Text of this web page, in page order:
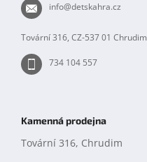
info@detskahra.cz
Tovární 316, CZ-537 01 Chrudim
734 104 557
Kamenná prodejna
Tovární 316, Chrudim